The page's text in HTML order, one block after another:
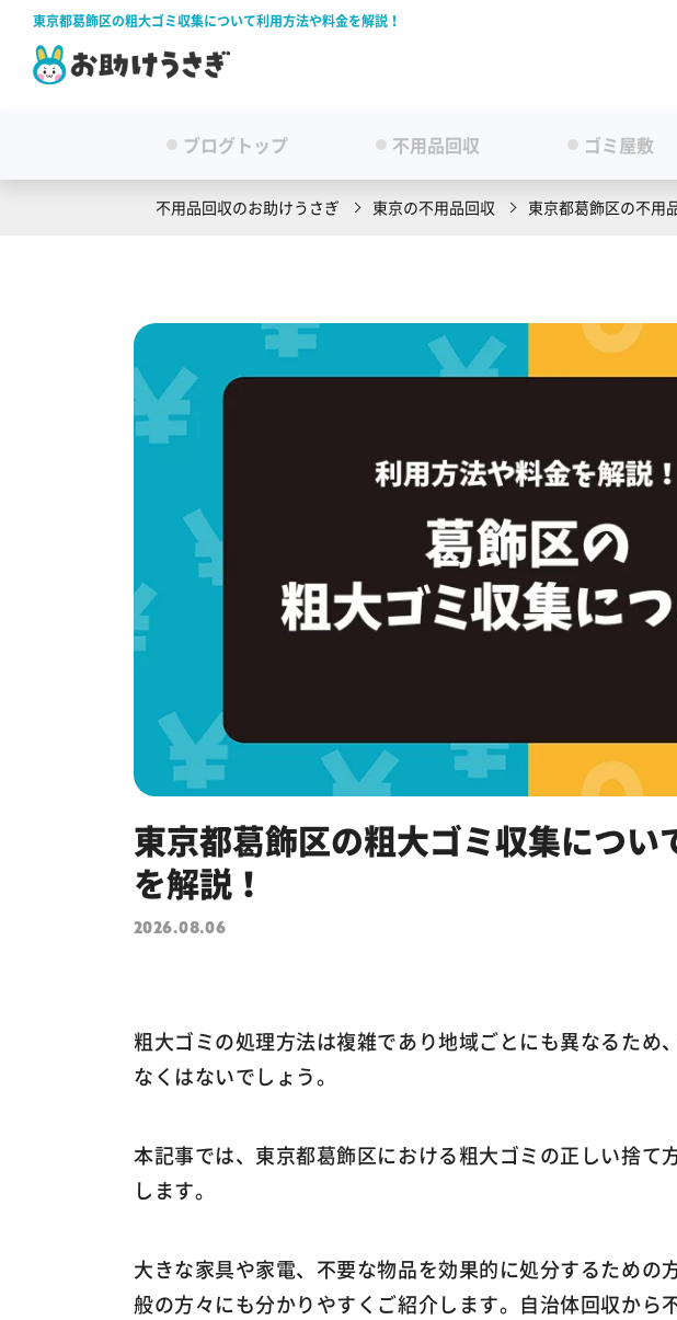
東京都葛飾区の粗大ゴミ収集について利用方法や料金を解説！
ブログトップ 不用品回収 ゴミ屋敷
不用品回収のお助けうさぎ 東京の不用品回収 東京都葛飾区の不用
東京都葛飾区の粗大ゴミ収集につい
を解説！
2026.08.06
粗大ゴミの処理方法は複雑であり地域ごとにも異なるため
なくはないでしょう。
本記事では、東京都葛飾区における粗大ゴミの正しい捨て
します。
大きな家具や家電、不要な物品を効果的に処分するための
般の方々にも分かりやすくご紹介します。自治体回収から